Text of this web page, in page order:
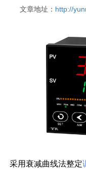
文章地址： http://
采用衰减曲线法整定